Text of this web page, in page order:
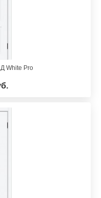
White Pro